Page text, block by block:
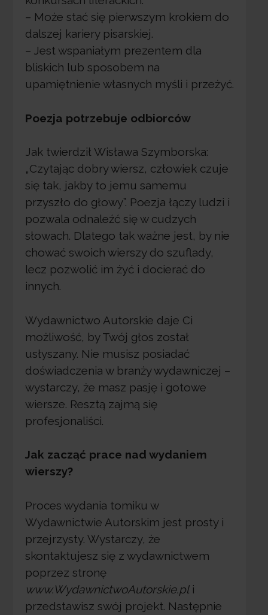
– Może stać się pierwszym krokiem do
dalszej kariery pisarskiej.
– Jest wspaniałym prezentem dla
bliskich lub sposobem na
upamiętnienie własnych myśli i przeżyć.
Poezja potrzebuje odbiorców
Jak twierdził Wisława Szymborska:
„Czytając dobry wiersz, człowiek czuje
się tak, jakby to jemu samemu
przyszło do głowy”. Poezja łączy ludzi i
pozwala odnaleźć się w cudzych
słowach. Dlatego tak ważne jest, by nie
chować swoich wierszy do szuflady,
lecz pozwolić im żyć i docierać do
innych.
Wydawnictwo Autorskie daje Ci
możliwość, by Twój głos został
usłyszany. Nie musisz posiadać
doświadczenia w branży wydawniczej –
wystarczy, że masz pasję i gotowe
wiersze. Resztą zajmą się
profesjonaliści.
Jak zacząć prace nad wydaniem
wierszy?
Proces wydania tomiku w
Wydawnictwie Autorskim jest prosty i
przejrzysty. Wystarczy, że
skontaktujesz się z wydawnictwem
poprzez stronę
www.WydawnictwoAutorskie.pli
przedstawisz swój projekt. Następnie